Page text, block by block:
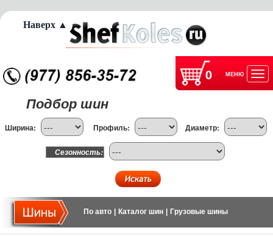
0 МЕНЮ
Подбор шин
Ширина: Профиль: Диаметр:
Сезонность:
По авто Каталог шин Грузовые шины
Наверх ▲